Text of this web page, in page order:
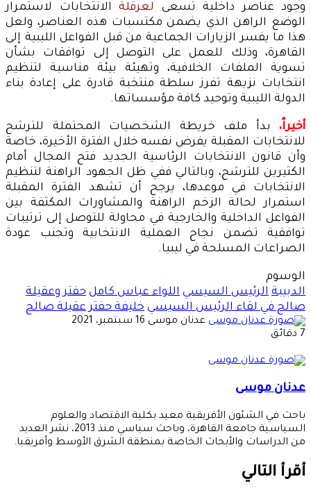
وجود عناصر داخلية تسعى
لعرقلة الانتخابات لاستمرار
الوضع الراهن الذي يضمن مكتسبات هذه العناصر، ولعل
هذا ما يفسر الزيارات الجماعية من قبل الفواعل الليبية إلى
القاهرة، وذلك للعمل على التوصل إلى توافقات بشأن
تسوية الملفات الخلافية، وتهيئة بيئة مناسبة لتنظيم
انتخابات نزيهة تفرز سلطة منتخبة قادرة على إعادة بناء
الدولة الليبية وتوحيد كافة مؤسساتها.
أخيراً،
بدأ ملف خريطة الشخصيات المحتملة للترشح
للانتخابات المقبلة يفرض نفسه خلال الفترة الأخيرة، خاصة
وأن قانون الانتخابات الرئاسية الجديد فتح المجال أمام
الكثيرين للترشح، وبالتالي ففي ظل الجهود الراهنة لتنظيم
الانتخابات في موعدها، يرجح أن تشهد الفترة المقبلة
استمرار لحالة الزخم الراهنة والمشاورات المكثفة بين
الفواعل الداخلية والخارجية في محاولة للتوصل إلى ترتيبات
توافقية تضمن نجاح العملية الانتخابية وتجنب عودة
الصراعات المسلحة في ليبيا.
الوسوم
الدبيبة الرئيس السيسي اللواء عباس كامل حفتر وعقيلة
صالح في لقاء الرئيس السيسي خليفة حفتر عقيلة صالح
عدنان موسى أرسل
16 سبتمبر، 2021
7 دقائق
عدنان موسى
باحث في الشئون الأفريقية معيد بكلية الاقتصاد والعلوم
السياسية جامعة القاهرة، وباحث سياسي منذ 2013، نشر العديد
من الدراسات والأبحاث الخاصة بمنطقة الشرق الأوسط وأفريقيا.
أقرأ التالي